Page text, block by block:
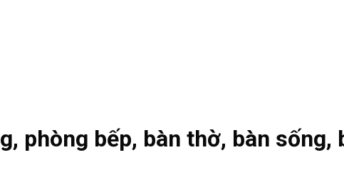
phòng bếp, bàn thờ, bàn sống,